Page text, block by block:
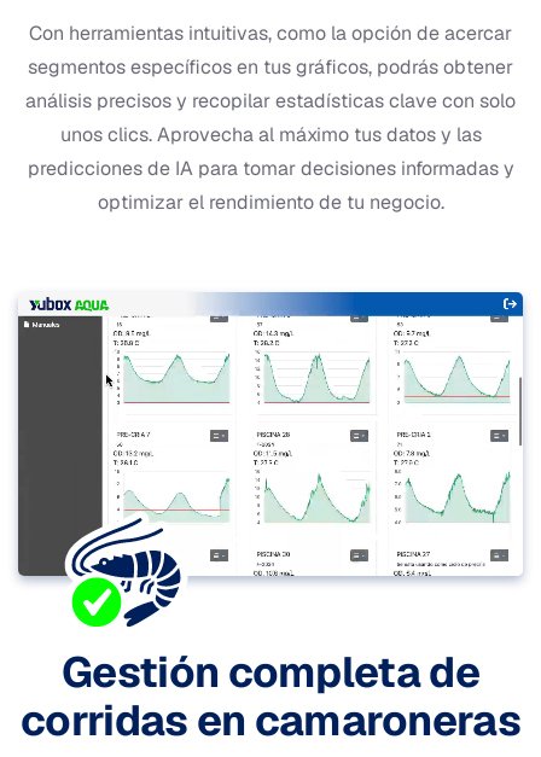
Con herramientas intuitivas, como la opción de acercar
segmentos específicos en tus gráficos, podrás obtener
análisis precisos y recopilar estadísticas clave con solo
unos clics. Aprovecha al máximo tus datos y las
predicciones de IA para tomar decisiones informadas y
optimizar el rendimiento de tu negocio.
Gestión completa de
corridas en camaroneras